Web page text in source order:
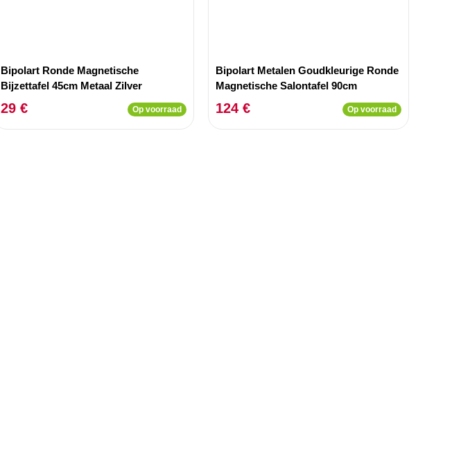
Bipolart Ronde Magnetische
Bijzettafel 45cm Metaal Zilver
29 € Op voorraad
Bipolart Metalen Goudkleurige Ronde
Magnetische Salontafel 90cm
124 € Op voorraad